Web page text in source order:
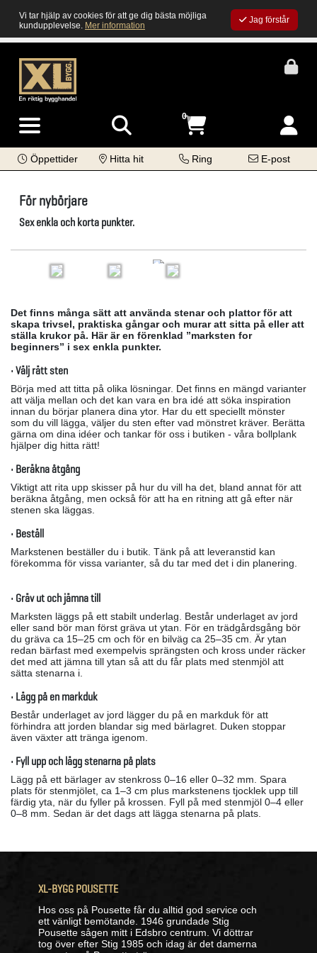
Vi tar hjälp av cookies för att ge dig bästa möjliga
kundupplevelse. Mer information
Jag förstår
0
Öppettider Hitta hit Ring E-post
För nybörjare
Sex enkla och korta punkter.
Det finns många sätt att använda stenar och plattor för att
skapa trivsel, praktiska gångar och murar att sitta på eller att
ställa krukor på. Här är en förenklad ”marksten for
beginners” i sex enkla punkter.
• Välj rätt sten
Börja med att titta på olika lösningar. Det finns en mängd varianter
att välja mellan och det kan vara en bra idé att söka inspiration
innan du börjar planera dina ytor. Har du ett speciellt mönster
som du vill lägga, väljer du sten efter vad mönstret kräver. Berätta
gärna om dina idéer och tankar för oss i butiken - våra bollplank
hjälper dig hitta rätt!
• Beräkna åtgång
Viktigt att rita upp skisser på hur du vill ha det, bland annat för att
beräkna åtgång, men också för att ha en ritning att gå efter när
stenen ska läggas.
• Beställ
Markstenen beställer du i butik. Tänk på att leveranstid kan
förekomma för vissa varianter, så du tar med det i din planering.
• Gräv ut och jämna till
Marksten läggs på ett stabilt underlag. Består underlaget av jord
eller sand bör man först gräva ut ytan. För en trädgårdsgång bör
du gräva ca 15–25 cm och för en bilväg ca 25–35 cm. Är ytan
redan bärfast med exempelvis sprängsten och kross under räcker
det med att jämna till ytan så att du får plats med stenmjöl att
sätta stenarna i.
• Lägg på en markduk
Består underlaget av jord lägger du på en markduk för att
förhindra att jorden blandar sig med bärlagret. Duken stoppar
även växter att tränga igenom.
• Fyll upp och lägg stenarna på plats
Lägg på ett bärlager av stenkross 0–16 eller 0–32 mm. Spara
plats för stenmjölet, ca 1–3 cm plus markstenens tjocklek upp till
färdig yta, när du fyller på krossen. Fyll på med stenmjöl 0–4 eller
0–8 mm. Sedan är det dags att lägga stenarna på plats.
XL-BYGG POUSETTE
Hos oss på Pousette får du alltid god service och
ett vänligt bemötande. 1946 grundade Stig
Pousette sågen mitt i Edsbro centrum. Vi döttrar
tog över efter Stig 1985 och idag är det damerna